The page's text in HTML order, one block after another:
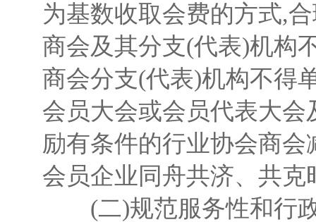
为基数收取会费的方式,
商会及其分支(代表)机构
商会分支(代表)机构不得
会员大会或会员代表大
励有条件的行业协会商
会员企业同舟共济、共克
(二)规范服务性和行政